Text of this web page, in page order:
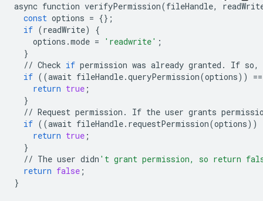
async function verifyPermission(fileHandle,
const options = {};
if (readWrite)
{
options .mode = 'readwrite' ;
}
// Check if permission was already granted . If so,
if ((await fileHandle.queryPermission(options))
return true ;
}
// Request permission . If the user grants
if ((await fileHandle. requestPermission(options))
return true ;
}
// The user didn 't grant permission, so return
return false ;
}